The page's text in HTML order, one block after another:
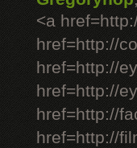
<a
href=http://
href=http://
href=http://
href=http://
href=http://